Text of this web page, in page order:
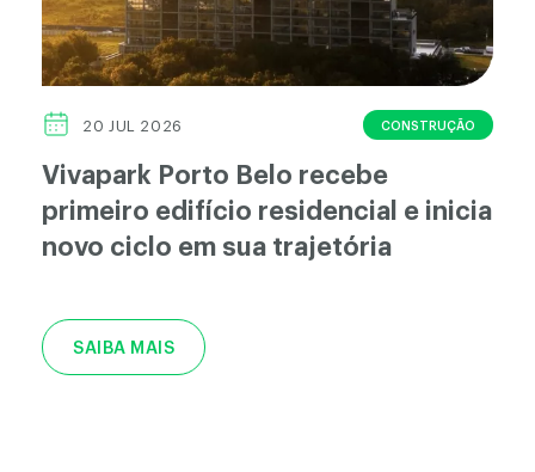
20 JUL 2026 CONSTRUÇÃO
Vivapark Porto Belo recebe
primeiro edifício residencial e inicia
novo ciclo em sua trajetória
SAIBA MAIS